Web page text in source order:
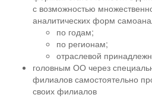
с возможностью
аналитических форм
по годам;
по регионам;
отраслевой
головным ОО через
филиалов самостоятельно
своих филиалов